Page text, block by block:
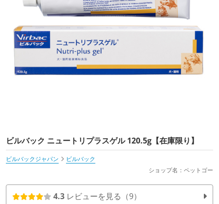
ビルバック ニュートリプラスゲル 120.5g【在庫限り】
ビルバックジャパン
ビルバック
ショップ名：ペットゴー
4.3 レビューを見る（9）